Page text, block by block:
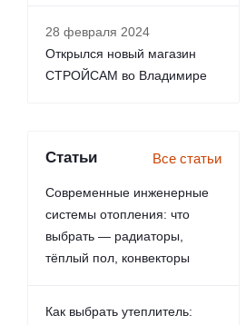
28 февраля 2024
Открылся новый магазин
СТРОЙСАМ во Владимире
Статьи Все статьи
Современные инженерные
системы отопления: что
выбрать — радиаторы,
тёплый пол, конвекторы
Как выбрать утеплитель: